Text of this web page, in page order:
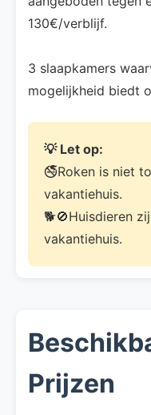
130€/verblijf.
3 slaapkamers
mogelijkheid biedt
💡 Let op:
🚭Roken is niet
vakantiehuis.
🐕🚫Huisdieren
vakantiehuis.
Prijzen